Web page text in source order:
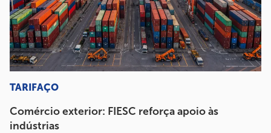
TARIFAÇO
Comércio exterior: FIESC reforça apoio às
indústrias